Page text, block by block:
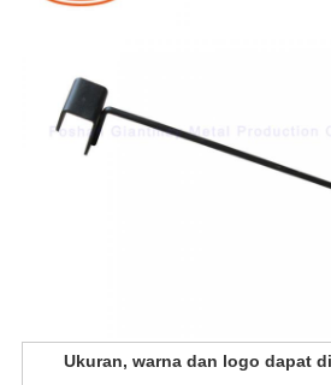
Ukuran, warna dan logo dapat